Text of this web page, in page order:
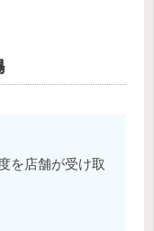
を店舗が受け取